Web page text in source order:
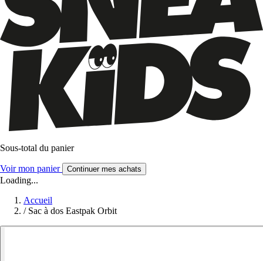
Sous-total du panier
Voir mon panier Continuer mes achats
Loading...
Accueil
/ Sac à dos Eastpak Orbit